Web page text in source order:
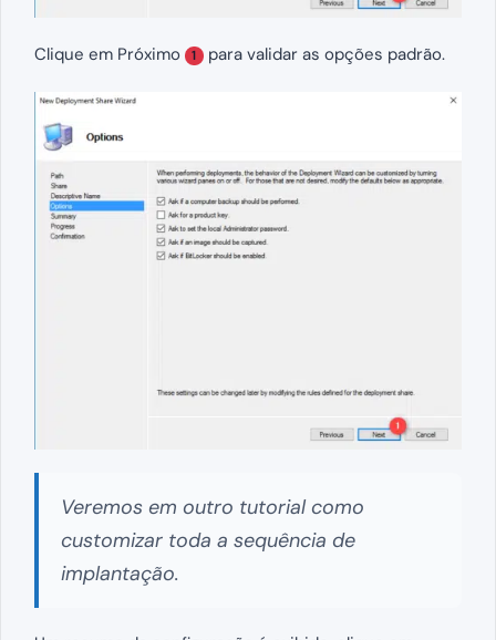
Clique em Próximo 1 para validar as opções padrão.
Veremos em outro tutorial como
customizar toda a sequência de
implantação.